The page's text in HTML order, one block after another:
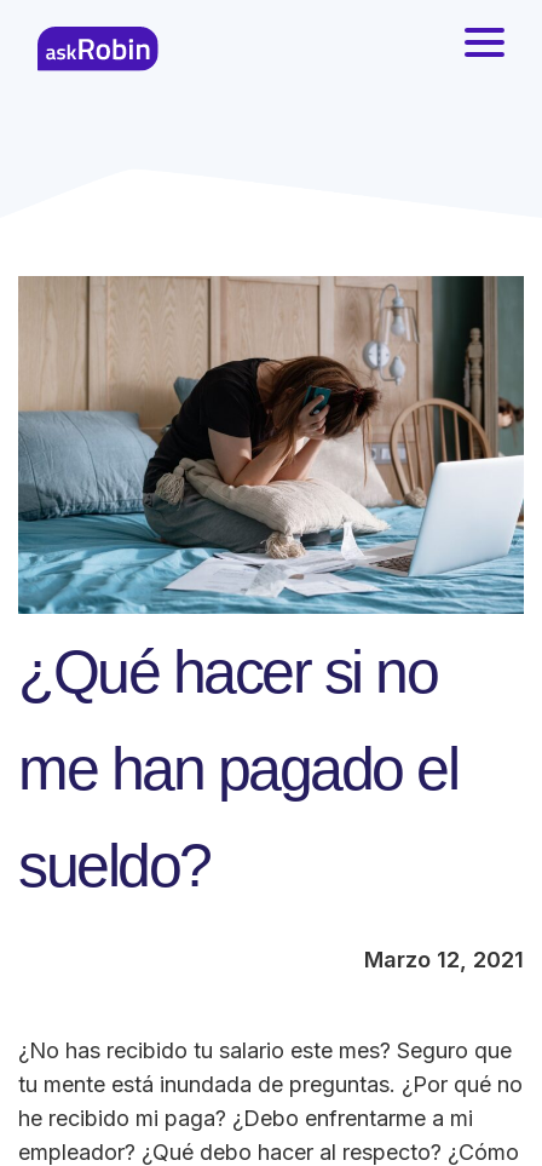
¿Qué hacer si no
me han pagado el
sueldo?
Marzo 12, 2021
¿No has recibido tu salario este mes? Seguro que
tu mente está inundada de preguntas. ¿Por qué no
he recibido mi paga? ¿Debo enfrentarme a mi
empleador? ¿Qué debo hacer al respecto? ¿Cómo